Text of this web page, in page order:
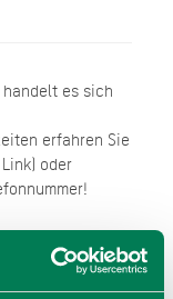
es sich
erfahren Sie
oder